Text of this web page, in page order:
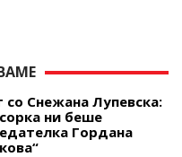
со Снежана Лупевска:
ни беше
Гордана